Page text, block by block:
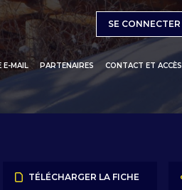
SE CONNECTER
/ CHALETS
E-MAIL PARTENAIRES CONTACT ET ACCÈS
TÉLÉCHARGER LA FICHE